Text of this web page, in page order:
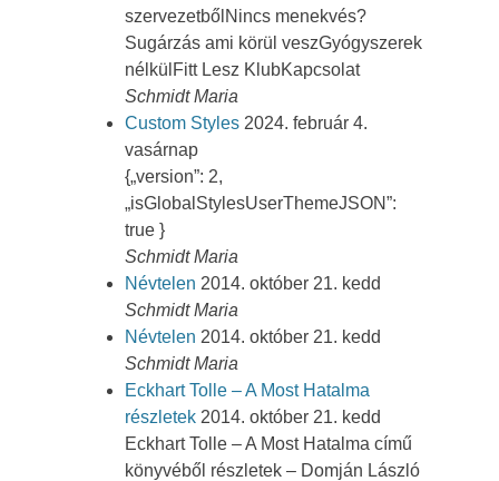
szervezetbőlNincs menekvés?
Sugárzás ami körül veszGyógyszerek
nélkülFitt Lesz KlubKapcsolat
Schmidt Maria
Custom Styles 2024. február 4.
vasárnap
{„version”: 2,
„isGlobalStylesUserThemeJSON”:
true }
Schmidt Maria
Névtelen 2014. október 21. kedd
Schmidt Maria
Névtelen 2014. október 21. kedd
Schmidt Maria
Eckhart Tolle – A Most Hatalma
részletek 2014. október 21. kedd
Eckhart Tolle – A Most Hatalma című
könyvéből részletek – Domján László